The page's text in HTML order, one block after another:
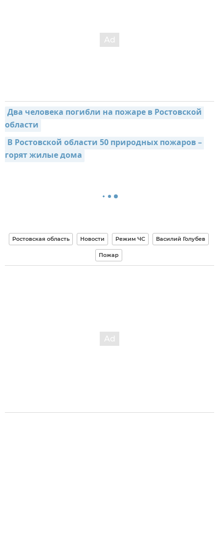
Два человека погибли на пожаре в Ростовской
области
В Ростовской области 50 природных пожаров –
горят жилые дома
Ростовская область Новости Режим ЧС Василий Голубев
Пожар